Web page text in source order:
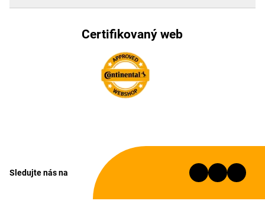
Certifikovaný web
Sledujte nás na